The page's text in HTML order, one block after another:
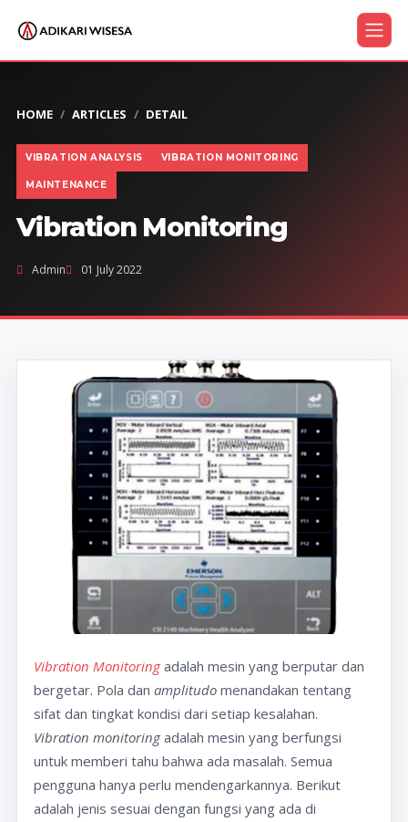
HOME ARTICLES DETAIL
VIBRATION ANALYSIS VIBRATION MONITORING
MAINTENANCE
Vibration Monitoring
Admin 01 July 2022
Vibration Monitoring adalah mesin yang berputar dan
bergetar. Pola dan amplitudo menandakan tentang
sifat dan tingkat kondisi dari setiap kesalahan.
Vibration monitoringadalah mesin yang berfungsi
untuk memberi tahu bahwa ada masalah. Semua
pengguna hanya perlu mendengarkannya. Berikut
adalah jenis sesuai dengan fungsi yang ada di